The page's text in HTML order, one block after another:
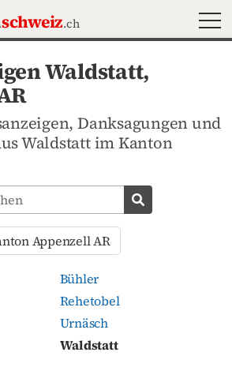
schweiz.ch
Waldstatt,
Danksagungen und
Waldstatt im Kanton
durchsuchen
Todesanzeige
Appenzell AR
Bühler
Rehetobel
Urnäsch
Waldstatt